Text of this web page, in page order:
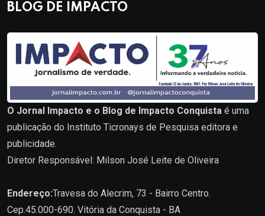
BLOG DE IMPACTO
O Jornal Impacto e o Blog de Impacto Conquista é uma
publicação do Instituto Ticronays de Pesquisa editora e
publicidade.
Diretor Responsável: Milson José Leite de Oliveira
Endereço:Travesa do Alecrim, 73 - Bairro Centro.
Cep.45.000-690. Vitória da Conquista - BA